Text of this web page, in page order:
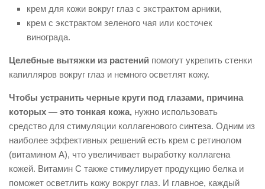
крем для кожи вокруг глаз с экстрактом арники,
крем с экстрактом зеленого чая или косточек
винограда.
Целебные вытяжки из растений помогут укрепить стенки
капилляров вокруг глаз и немного осветлят кожу.
Чтобы устранить черные круги под глазами, причина
которых — это тонкая кожа, нужно использовать
средство для стимуляции коллагенового синтеза. Одним из
наиболее эффективных решений есть крем с ретинолом
(витамином А), что увеличивает выработку коллагена
кожей. Витамин С также стимулирует продукцию белка и
поможет осветлить кожу вокруг глаз. И главное, каждый